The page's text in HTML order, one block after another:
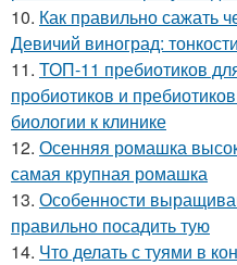
10. Как правильно сажать
Девичий виноград:
11. ТОП-11 пребиотиков
пробиотиков и
биологии к клинике
12. Осенняя ромашка
самая крупная ромашка
13. Особенности
правильно посадить тую
14. Что делать с туями в